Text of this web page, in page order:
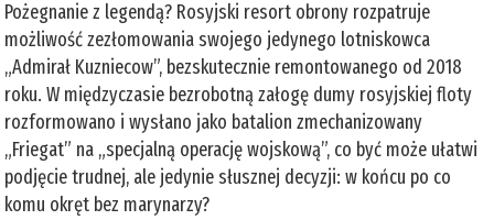
Pożegnanie z legendą? Rosyjski resort obrony rozpatruje
możliwość zezłomowania swojego jedynego lotniskowca
„Admirał Kuzniecow”, bezskutecznie remontowanego od 2018
roku. W międzyczasie bezrobotną załogę dumy rosyjskiej floty
rozformowano i wysłano jako batalion zmechanizowany
„Friegat” na „specjalną operację wojskową”, co być może ułatwi
podjęcie trudnej, ale jedynie słusznej decyzji: w końcu po co
komu okręt bez marynarzy?